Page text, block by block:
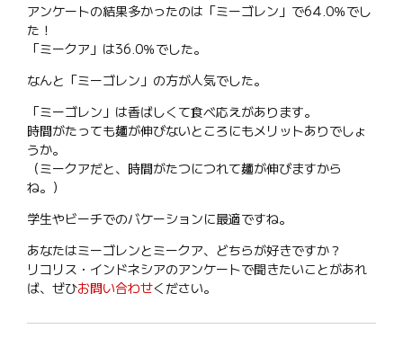
アンケートの結果多かったのは「ミーゴレン」で64.0％でし
た！
「ミークア」は36.0％でした。
なんと「ミーゴレン」の方が人気でした。
「ミーゴレン」は香ばしくて食べ応えがあります。
時間がたっても麺が伸びないところにもメリットありでしょ
うか。
（ミークアだと、時間がたつにつれて麺が伸びますから
ね。）
学生やビーチでのバケーションに最適ですね。
あなたはミーゴレンとミークア、どちらが好きですか？
リコリス・インドネシアのアンケートで聞きたいことがあれ
ば、ぜひお問い合わせください。